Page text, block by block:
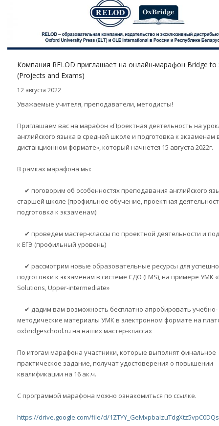
Компания RELOD приглашает на онлайн-марафон Bridge to
(Projects and Exams)
12 августа 2022
Уважаемые учителя, преподаватели, методисты!
Приглашаем вас на марафон «Проектная деятельность на
английского языка в средней школе и подготовка к экзаменам
дистанционном формате», который начнется 15 августа 2022г.
В рамках марафона мы:
✔ поговорим об особенностях преподавания английского
старшей школе (профильное обучение, проектная
подготовка к экзаменам)
✔ проведем мастер-классы по проектной деятельности и
к ЕГЭ (профильный уровень)
✔ рассмотрим новые образовательные ресурсы для
подготовки к экзаменам в системе СДО (LMS), на примере УМК
Solutions, Upper-intermediate»
✔ дадим вам возможность бесплатно апробировать учебно-
методические материалы УМК в электронном формате на
oxbridgeschool.ru на наших мастер-классах
По итогам марафона участники, которые выполнят финальное
практическое задание, получат удостоверения о повышении
квалификации на 16 ак.ч.
С программой марафона можно ознакомиться по ссылке.
https://drive.google.com/file/d/